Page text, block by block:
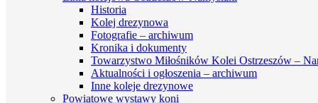
Historia
Kolej drezynowa
Fotografie – archiwum
Kronika i dokumenty
Towarzystwo Miłośników Kolei Ostrzeszów –
Aktualności i ogłoszenia – archiwum
Inne koleje drezynowe
Powiatowe wystawy koni